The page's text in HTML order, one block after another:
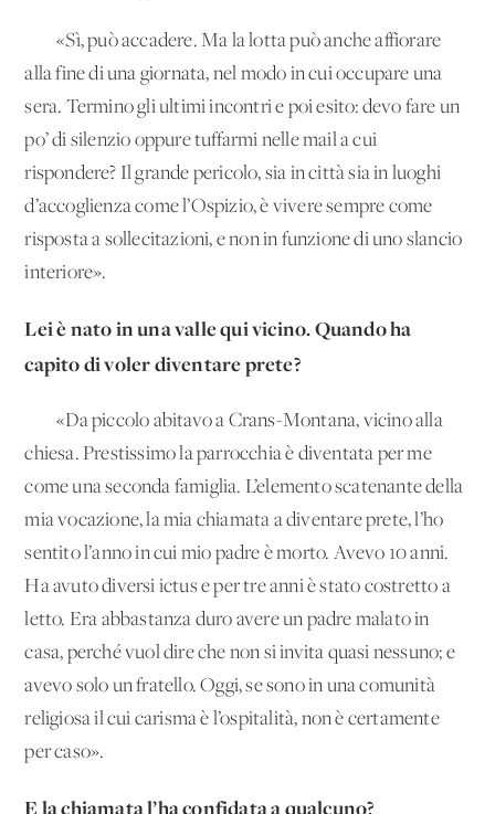
«Sì, può accadere. Ma la lotta può anche affiorare
alla fine di una giornata, nel modo in cui occupare una
sera. Termino gli ultimi incontri e poi esito: devo fare un
po’ di silenzio oppure tuffarmi nelle mail a cui
rispondere? Il grande pericolo, sia in città sia in luoghi
d’accoglienza come l’Ospizio, è vivere sempre come
risposta a sollecitazioni, e non in funzione di uno slancio
interiore».
Lei è nato in una valle qui vicino. Quando ha
capito di voler diventare prete?
«Da piccolo abitavo a Crans-Montana, vicino alla
chiesa. Prestissimo la parrocchia è diventata per me
come una seconda famiglia. L’elemento scatenante della
mia vocazione, la mia chiamata a diventare prete, l’ho
sentito l’anno in cui mio padre è morto. Avevo 10 anni.
Ha avuto diversi ictus e per tre anni è stato costretto a
letto. Era abbastanza duro avere un padre malato in
casa, perché vuol dire che non si invita quasi nessuno; e
avevo solo un fratello. Oggi, se sono in una comunità
religiosa il cui carisma è l’ospitalità, non è certamente
per caso».
E la chiamata l’ha confidata a qualcuno?